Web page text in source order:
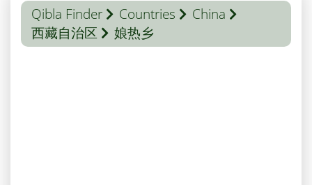
Qibla Finder Countries
China
西藏自治区
娘热乡